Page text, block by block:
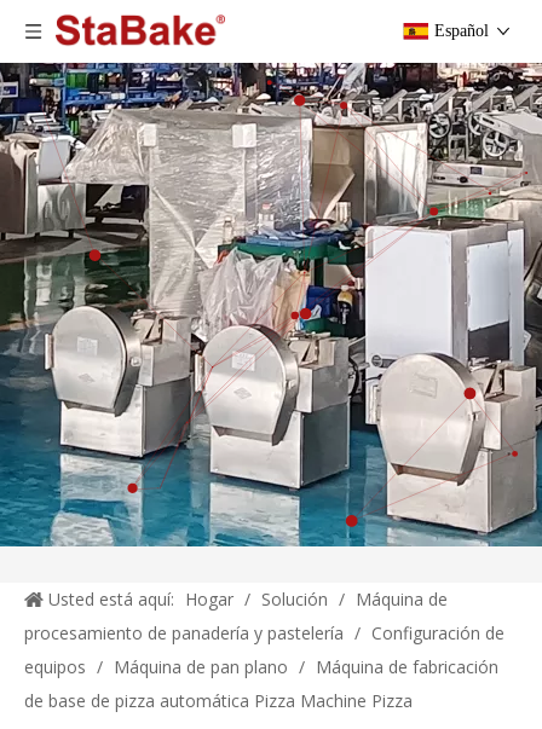
Español
Usted está aquí: Hogar / Solución / Máquina de
procesamiento de panadería y pastelería / Configuración de
equipos / Máquina de pan plano / Máquina de fabricación
de base de pizza automática Pizza Machine Pizza